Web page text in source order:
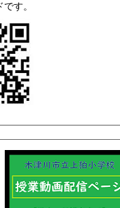
す。